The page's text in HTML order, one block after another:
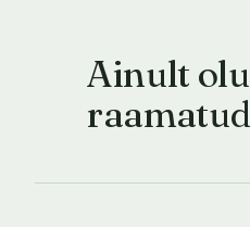
Ainult